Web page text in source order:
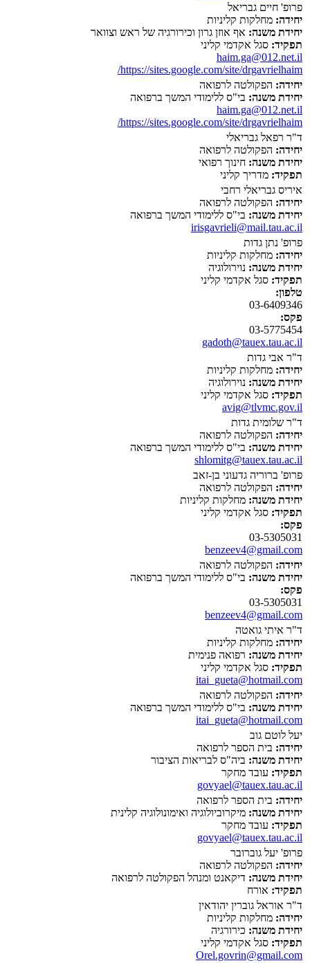
פרופ' חיים גבריאל
יחידה: מחלקות קליניות
יחידת משנה: אף אוזן גרון וכירורגיה של ראש וצוואר
תפקיד: סגל אקדמי קליני
haim.ga@012.net.il
https://sites.google.com/site/drgavrielhaim/
יחידה: הפקולטה לרפואה
יחידת משנה: בי"ס ללימודי המשך ברפואה
haim.ga@012.net.il
https://sites.google.com/site/drgavrielhaim/
ד"ר רפאל גבריאלי
יחידה: הפקולטה לרפואה
יחידת משנה: חינוך רפואי
תפקיד: מדריך קליני
איריס גבריאלי רחבי
יחידה: הפקולטה לרפואה
יחידת משנה: בי"ס ללימודי המשך ברפואה
irisgavrieli@mail.tau.ac.il
פרופ' נתן גדות
יחידה: מחלקות קליניות
יחידת משנה: נוירולוגיה
תפקיד: סגל אקדמי קליני
טלפון:
03-6409346
פקס:
03-5775454
gadoth@tauex.tau.ac.il
ד"ר אבי גדות
יחידה: מחלקות קליניות
יחידת משנה: נוירולוגיה
תפקיד: סגל אקדמי קליני
avig@tlvmc.gov.il
ד"ר שלומית גדות
יחידה: הפקולטה לרפואה
יחידת משנה: בי"ס ללימודי המשך ברפואה
shlomitg@tauex.tau.ac.il
פרופ' ברוריה גדעוני בן-זאב
יחידה: הפקולטה לרפואה
יחידת משנה: מחלקות קליניות
תפקיד: סגל אקדמי קליני
פקס:
03-5305031
benzeev4@gmail.com
יחידה: הפקולטה לרפואה
יחידת משנה: בי"ס ללימודי המשך ברפואה
פקס:
03-5305031
benzeev4@gmail.com
ד"ר איתי גואטה
יחידה: מחלקות קליניות
יחידת משנה: רפואה פנימית
תפקיד: סגל אקדמי קליני
itai_gueta@hotmail.com
יחידה: הפקולטה לרפואה
יחידת משנה: בי"ס ללימודי המשך ברפואה
itai_gueta@hotmail.com
יעל לוטם גוב
יחידה: בית הספר לרפואה
יחידת משנה: ביה"ס לבריאות הציבור
תפקיד: עובד מחקר
govyael@tauex.tau.ac.il
יחידה: בית הספר לרפואה
יחידת משנה: מיקרוביולוגיה ואימונולוגיה קלינית
תפקיד: עובד מחקר
govyael@tauex.tau.ac.il
פרופ' יעל גוברובר
יחידה: הפקולטה לרפואה
יחידת משנה: דיקאנט ומנהל הפקולטה לרפואה
תפקיד: אורח
ד"ר אוראל גוברין יהודאין
יחידה: מחלקות קליניות
יחידת משנה: כירורגיה
תפקיד: סגל אקדמי קליני
Orel.govrin@gmail.com